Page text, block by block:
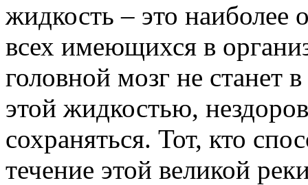
жидкость – это наиболее
всех имеющихся в
головной мозг не станет
этой жидкостью,
сохраняться. Тот, кто
течение этой великой